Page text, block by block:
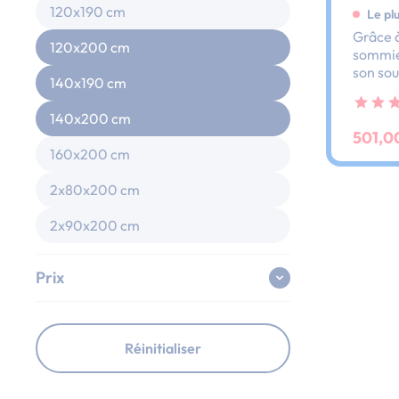
120x190 cm
120x200 cm
140x190 cm
140x200 cm
160x200 cm
2x80x200 cm
2x90x200 cm
Prix
Réinitialiser
Le
Grâce
son
dos
ses
au